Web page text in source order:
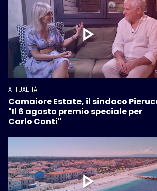
ATTUALITÀ
Camaiore Estate, il sindaco
"Il 6 agosto premio speciale per
Carlo Conti"